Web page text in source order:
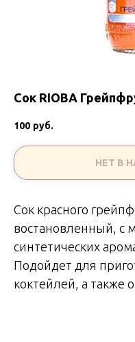
Сок RIOBA
100 руб.
НЕТ В
Сок красного
востановленный, с
синтетических
Подойдет для
коктейлей, а также